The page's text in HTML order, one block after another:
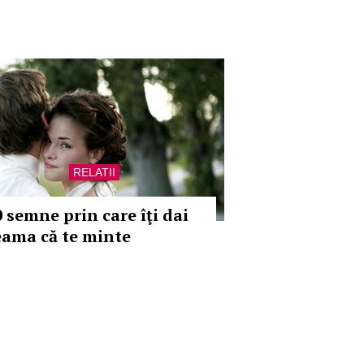
RELATII
semne prin care îţi dai
că te minte